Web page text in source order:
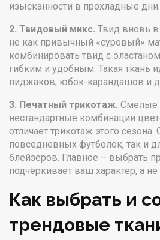
изысканности в прохладные дни.
2. Твидовый микс. Твид вновь
не как привычный «суровый»
комбинировать твид с
гибким и удобным. Такая ткань
пиджаков, юбок-карандашов и
3. Печатный трикотаж. Смелые
нестандартные комбинации
отличает трикотаж этого
повседневных футболок, так и
блейзеров. Главное – выбрать
подчёркивает ваш характер, а
Как выбрать и
трендовые